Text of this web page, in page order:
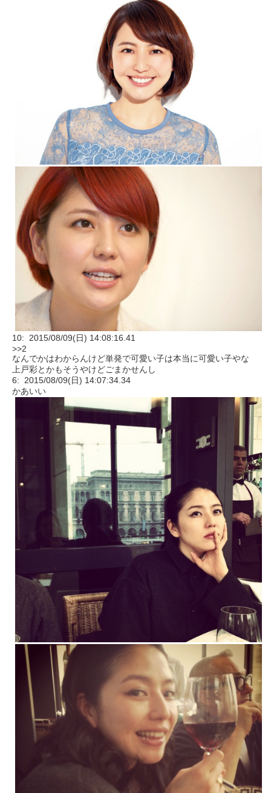
10: 2015/08/09(日) 14:08:16.41
>>2
なんでかはわからんけど単発で可愛い子は本当に可愛い子やな
上戸彩とかもそうやけどごまかせんし
6: 2015/08/09(日) 14:07:34.34
かあいい